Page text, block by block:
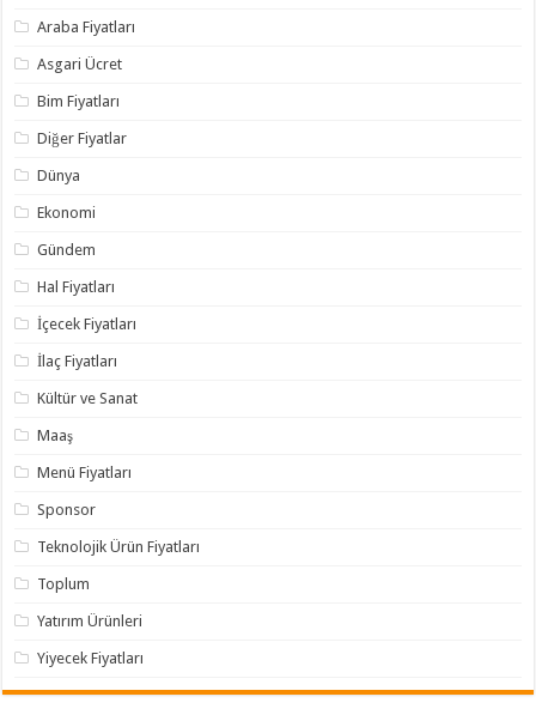
Araba Fiyatları
Asgari Ücret
Bim Fiyatları
Diğer Fiyatlar
Dünya
Ekonomi
Gündem
Hal Fiyatları
İçecek Fiyatları
İlaç Fiyatları
Kültür ve Sanat
Maaş
Menü Fiyatları
Sponsor
Teknolojik Ürün Fiyatları
Toplum
Yatırım Ürünleri
Yiyecek Fiyatları